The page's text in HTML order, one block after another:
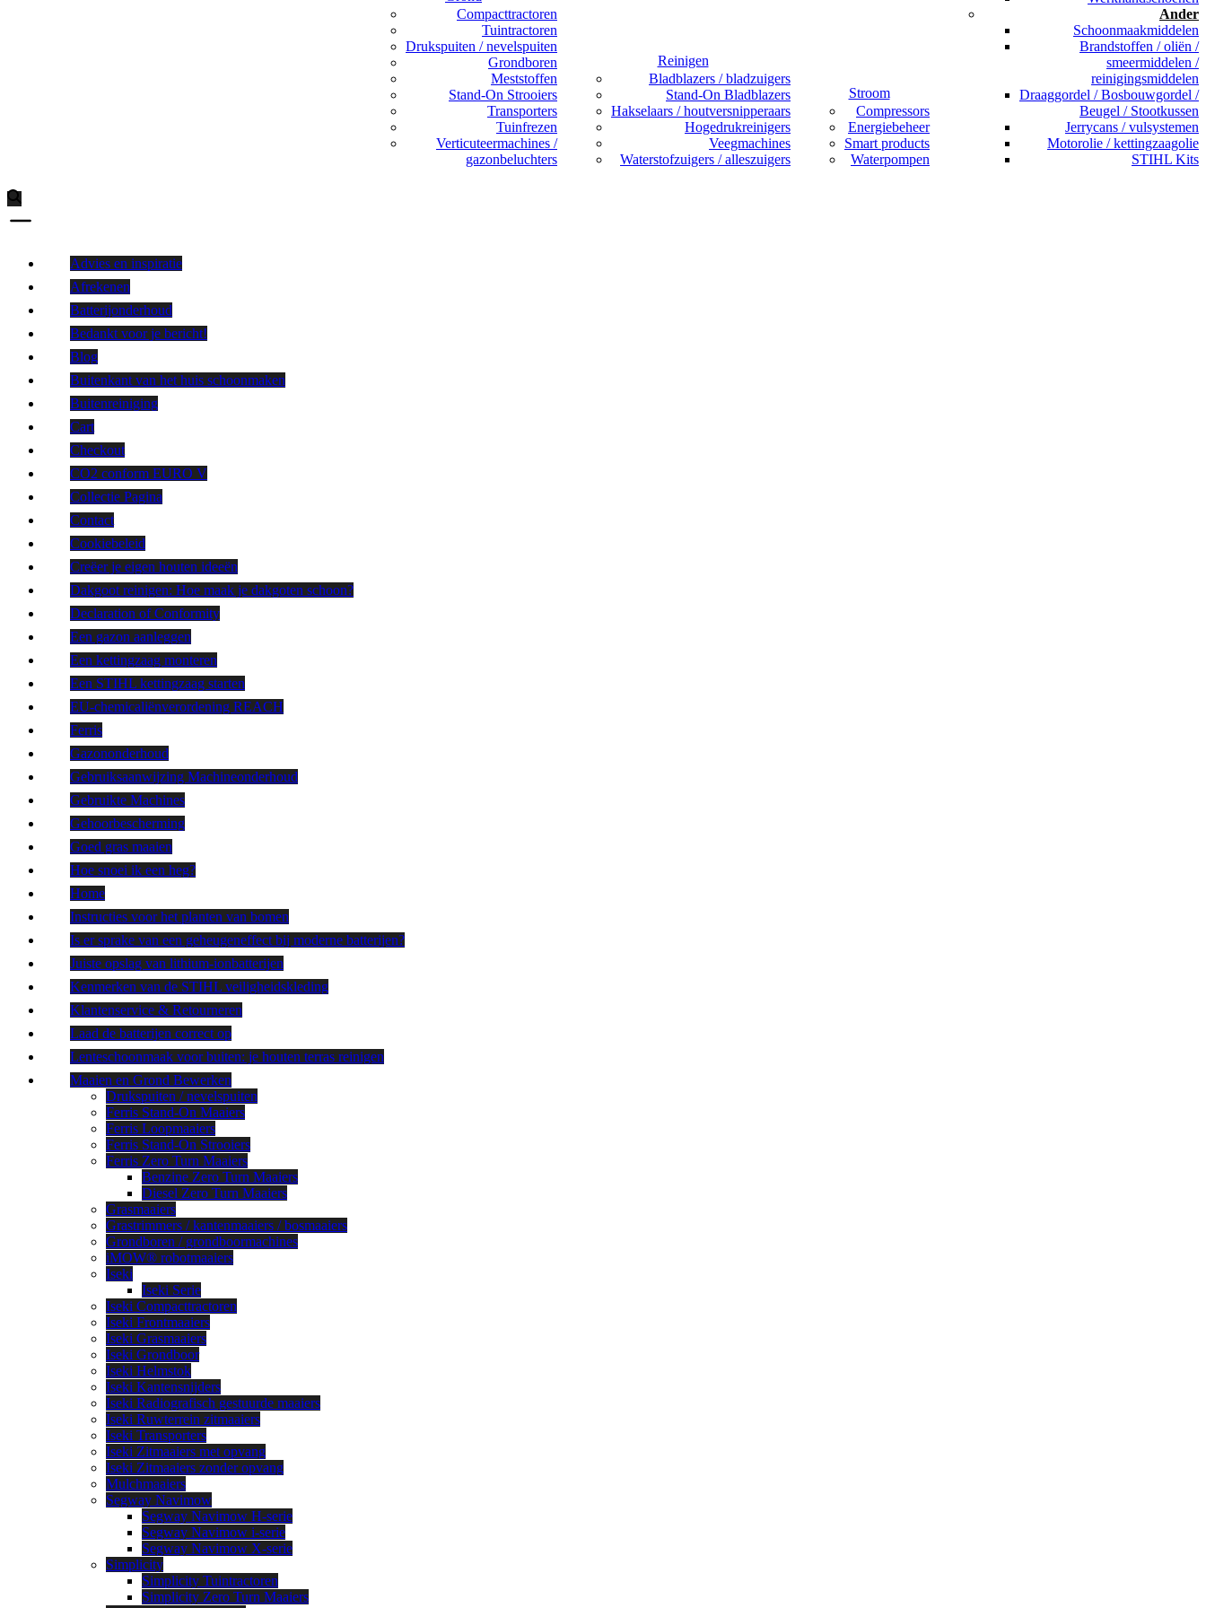
Compacttractoren
Tuintractoren
Drukspuiten / nevelspuiten
Grondboren
Meststoffen
Stand-On Strooiers
Transporters
Tuinfrezen
Verticuteermachines /
gazonbeluchters
Reinigen
Bladblazers / bladzuigers
Stand-On Bladblazers
Hakselaars / houtversnipperaars
Hogedrukreinigers
Veegmachines
Waterstofzuigers / alleszuigers
Stroom
Compressors
Energiebeheer
Smart products
Waterpompen
Ander
Schoonmaakmiddelen
Brandstoffen / oliën /
smeermiddelen /
reinigingsmiddelen
Draaggordel / Bosbouwgordel /
Beugel / Stootkussen
Jerrycans / vulsystemen
Motorolie / kettingzaagolie
STIHL Kits
Advies en inspiratie
Afrekenen
Batterijonderhoud
Bedankt voor je bericht!
Blog
Buitenkant van het huis schoonmaken
Buitenreiniging
Cart
Checkout
CO2 conform EURO V
Collectie Pagina
Contact
Cookiebeleid
Creëer je eigen houten ideeën
Dakgoot reinigen: Hoe maak je dakgoten schoon?
Declaration of Conformity
Een gazon aanleggen
Een kettingzaag monteren
Een STIHL kettingzaag starten
EU-chemicaliënverordening REACH
Ferris
Gazononderhoud
Gebruiksaanwijzing Machineonderhoud
Gebruikte Machines
Gehoorbescherming
Goed gras maaien
Hoe snoei ik een heg?
Home
Instructies voor het planten van bomen
Is er sprake van een geheugeneffect bij moderne batterijen?
Juiste opslag van lithium-ionbatterijen
Kenmerken van de STIHL veiligheidskleding
Klantenservice & Retourneren
Laad de batterijen correct op
Lenteschoonmaak voor buiten: je houten terras reinigen
Maaien en Grond Bewerken
Drukspuiten / nevelspuiten
Ferris Stand-On Maaiers
Ferris Loopmaaiers
Ferris Stand-On Strooiers
Ferris Zero Turn Maaiers
Benzine Zero Turn Maaiers
Diesel Zero Turn Maaiers
Grasmaaiers
Grastrimmers / kantenmaaiers / bosmaaiers
Grondboren / grondboormachines
iMOW® robotmaaiers
Iseki
Iseki Serie
Iseki Compacttractoren
Iseki Frontmaaiers
Iseki Grasmaaiers
Iseki Grondboor
Iseki Helmstok
Iseki Kantensnijders
Iseki Radiografisch gestuurde maaiers
Iseki Ruwterrein zitmaaiers
Iseki Transporters
Iseki Zitmaaiers met opvang
Iseki Zitmaaiers zonder opvang
Mulchmaaiers
Segway Navimow
Segway Navimow H-serie
Segway Navimow i-serie
Segway Navimow X-serie
Simplicity
Simplicity Tuintractoren
Simplicity Zero Turn Maaiers